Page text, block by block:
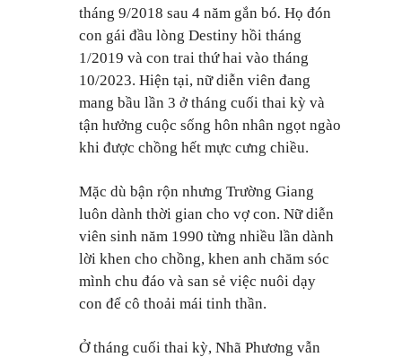
tháng 9/2018 sau 4 năm gắn bó. Họ đón
con gái đầu lòng Destiny hồi tháng
1/2019 và con trai thứ hai vào tháng
10/2023. Hiện tại, nữ diễn viên đang
mang bầu lần 3 ở tháng cuối thai kỳ và
tận hưởng cuộc sống hôn nhân ngọt ngào
khi được chồng hết mực cưng chiều.
Mặc dù bận rộn nhưng Trường Giang
luôn dành thời gian cho vợ con. Nữ diễn
viên sinh năm 1990 từng nhiều lần dành
lời khen cho chồng, khen anh chăm sóc
mình chu đáo và san sẻ việc nuôi dạy
con để cô thoải mái tinh thần.
Ở tháng cuối thai kỳ, Nhã Phương vẫn